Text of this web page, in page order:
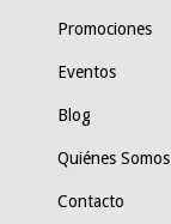
Promociones
Eventos
Blog
Quiénes Somos
Contacto